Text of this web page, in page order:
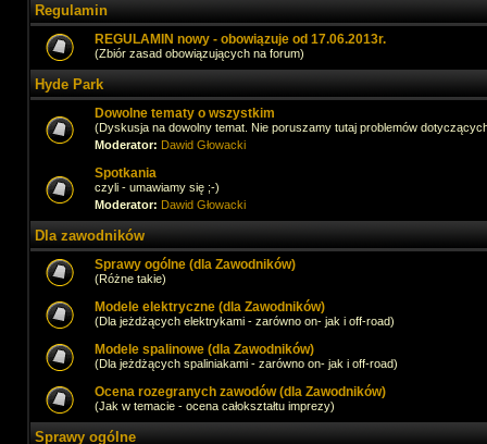
Regulamin
REGULAMIN nowy - obowiązuje od 17.06.2013r.
(Zbiór zasad obowiązujących na forum)
Hyde Park
Dowolne tematy o wszystkim
(Dyskusja na dowolny temat. Nie poruszamy tutaj problemów
Moderator: Dawid Głowacki
Spotkania
czyli - umawiamy się ;-)
Moderator: Dawid Głowacki
Dla zawodników
Sprawy ogólne (dla Zawodników)
(Różne takie)
Modele elektryczne (dla Zawodników)
(Dla jeżdżących elektrykami - zarówno on- jak i off-road)
Modele spalinowe (dla Zawodników)
(Dla jeżdżących spaliniakami - zarówno on- jak i off-road)
Ocena rozegranych zawodów (dla Zawodników)
(Jak w temacie - ocena całokształtu imprezy)
Sprawy ogólne